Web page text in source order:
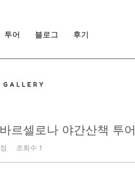
투어 블로그 후기
르셀로나 야간산책 투어
조회수 1